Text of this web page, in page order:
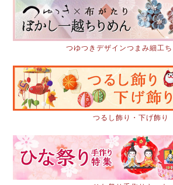
つゆつきデザインつまみ細工
つるし飾り・下げ飾り